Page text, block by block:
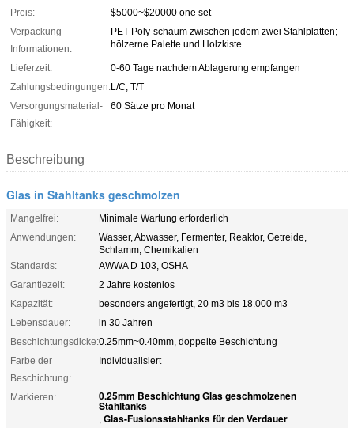
Preis:
$5000~$20000 one set
Verpackung
Informationen:
PET-Poly-schaum zwischen jedem zwei Stahlplatten;
hölzerne Palette und Holzkiste
Lieferzeit:
0-60 Tage nachdem Ablagerung empfangen
Zahlungsbedingungen:L/C, T/T
Versorgungsmaterial-
Fähigkeit:
60 Sätze pro Monat
Beschreibung
Glas in Stahltanks geschmolzen
Mangelfrei:
Minimale Wartung erforderlich
Anwendungen:
Wasser, Abwasser, Fermenter, Reaktor, Getreide,
Schlamm, Chemikalien
Standards:
AWWA D 103, OSHA
Garantiezeit:
2 Jahre kostenlos
Kapazität:
besonders angefertigt, 20 m3 bis 18.000 m3
Lebensdauer:
in 30 Jahren
Beschichtungsdicke:0.25mm~0.40mm, doppelte Beschichtung
Farbe der
Beschichtung:
Individualisiert
Markieren: 0.25mm Beschichtung Glas geschmolzenen
Stahltanks
, Glas-Fusionsstahltanks für den Verdauer